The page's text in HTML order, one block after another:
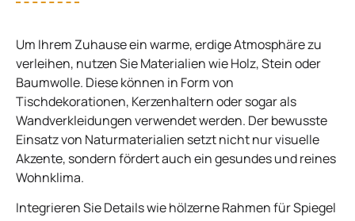
Um Ihrem Zuhause ein warme, erdige Atmosphäre zu
verleihen, nutzen Sie Materialien wie Holz, Stein oder
Baumwolle. Diese können in Form von
Tischdekorationen, Kerzenhaltern oder sogar als
Wandverkleidungen verwendet werden. Der bewusste
Einsatz von Naturmaterialien setzt nicht nur visuelle
Akzente, sondern fördert auch ein gesundes und reines
Wohnklima.
Integrieren Sie Details wie hölzerne Rahmen für Spiegel